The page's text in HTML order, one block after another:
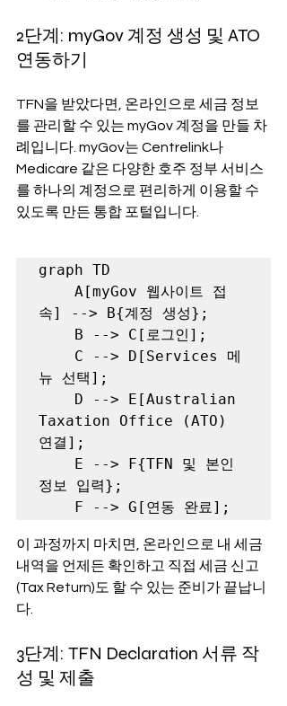
2단계: myGov 계정 생성 및 ATO
연동하기
TFN을 받았다면, 온라인으로 세금 정보
를 관리할 수 있는 myGov 계정을 만들 차
례입니다. myGov는 Centrelink나
Medicare 같은 다양한 호주 정부 서비스
를 하나의 계정으로 편리하게 이용할 수
있도록 만든 통합 포털입니다.
graph TD
속] --> B{계정 생성};
뉴 선택];
Taxation Office (ATO)
연결];
정보 입력};
    F --> G[연동 완료];
이 과정까지 마치면, 온라인으로 내 세금
내역을 언제든 확인하고 직접 세금 신고
(Tax Return)도 할 수 있는 준비가 끝납니
다.
3단계: TFN Declaration 서류 작
성 및 제출